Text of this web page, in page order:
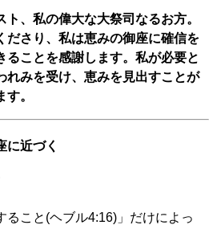
、私の偉大な大祭司なるお方。
ださり、私は恵みの御座に確信を
ることを感謝します。私が必要と
れみを受け、恵みを見出すことが
。
に近づく
ること(ヘブル4:16)」だけによっ